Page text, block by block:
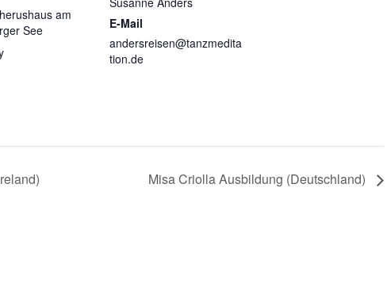
am
See
E-Mail
andersreisen@tanzmedita
tion.de
Misa Criolla Ausbildung (Deutschland)